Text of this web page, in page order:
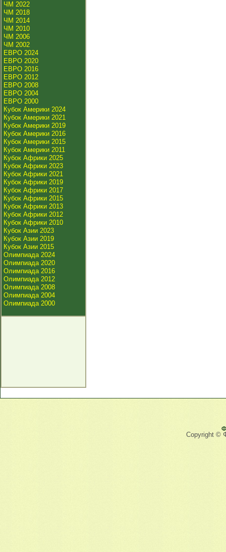
ЧМ 2022
ЧМ 2018
ЧМ 2014
ЧМ 2010
ЧМ 2006
ЧМ 2002
ЕВРО 2024
ЕВРО 2020
ЕВРО 2016
ЕВРО 2012
ЕВРО 2008
ЕВРО 2004
ЕВРО 2000
Кубок Америки 2024
Кубок Америки 2021
Кубок Америки 2019
Кубок Америки 2016
Кубок Америки 2015
Кубок Америки 2011
Кубок Африки 2025
Кубок Африки 2023
Кубок Африки 2021
Кубок Африки 2019
Кубок Африки 2017
Кубок Африки 2015
Кубок Африки 2013
Кубок Африки 2012
Кубок Африки 2010
Кубок Азии 2023
Кубок Азии 2019
Кубок Азии 2015
Олимпиада 2024
Олимпиада 2020
Олимпиада 2016
Олимпиада 2012
Олимпиада 2008
Олимпиада 2004
Олимпиада 2000
Copyright ©